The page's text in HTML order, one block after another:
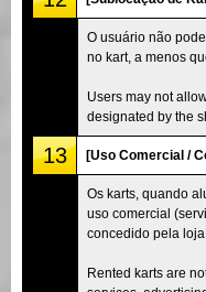
O usuário não
no kart, a menos
Users may not
designated by the
13 [Uso Comercial /
Os karts, quando
uso comercial
concedido pela loja.
Rented karts are